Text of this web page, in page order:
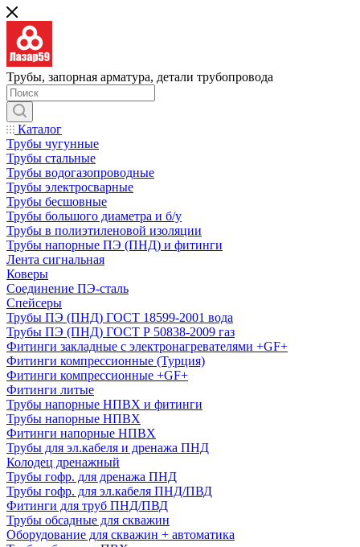
Трубы, запорная арматура, детали трубопровода
Каталог
Трубы чугунные
Трубы стальные
Трубы водогазопроводные
Трубы электросварные
Трубы бесшовные
Трубы большого диаметра и б/у
Трубы в полиэтиленовой изоляции
Трубы напорные ПЭ (ПНД) и фитинги
Лента сигнальная
Коверы
Соединение ПЭ-сталь
Спейсеры
Трубы ПЭ (ПНД) ГОСТ 18599-2001 вода
Трубы ПЭ (ПНД) ГОСТ Р 50838-2009 газ
Фитинги закладные с электронагревателями +GF+
Фитинги компрессионные (Турция)
Фитинги компрессионные +GF+
Фитинги литые
Трубы напорные НПВХ и фитинги
Трубы напорные НПВХ
Фитинги напорные НПВХ
Трубы для эл.кабеля и дренажа ПНД
Колодец дренажный
Трубы гофр. для дренажа ПНД
Трубы гофр. для эл.кабеля ПНД/ПВД
Фитинги для труб ПНД/ПВД
Трубы обсадные для скважин
Оборудование для скважин + автоматика